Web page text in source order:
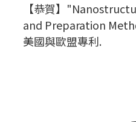
【恭賀】
and Preparation
美國與歐盟專利.